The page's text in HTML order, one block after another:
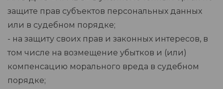
защите прав субъектов персональных данных
или в судебном порядке;
- на защиту своих прав и законных интересов, в
том числе на возмещение убытков и (или)
компенсацию морального вреда в судебном
порядке;